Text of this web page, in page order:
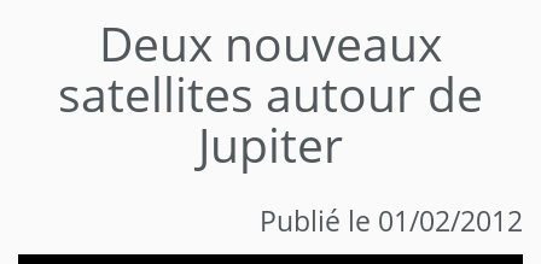
Deux nouveaux
satellites autour de
Jupiter
Publié le 01/02/2012